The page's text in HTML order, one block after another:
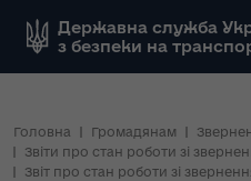
Державна служба
з безпеки на
Головна Громадянам
Звіти про стан роботи зі
Звіт про стан роботи зі